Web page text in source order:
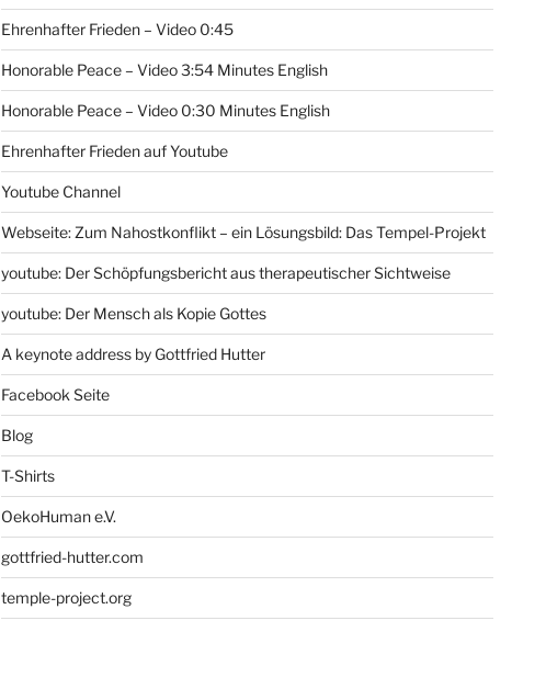
Ehrenhafter Frieden – Video 0:45
Honorable Peace – Video 3:54 Minutes English
Honorable Peace – Video 0:30 Minutes English
Ehrenhafter Frieden auf Youtube
Youtube Channel
Webseite: Zum Nahostkonflikt – ein Lösungsbild: Das Tempel-Projekt
youtube: Der Schöpfungsbericht aus therapeutischer Sichtweise
youtube: Der Mensch als Kopie Gottes
A keynote address by Gottfried Hutter
Facebook Seite
Blog
T-Shirts
OekoHuman e.V.
gottfried-hutter.com
temple-project.org